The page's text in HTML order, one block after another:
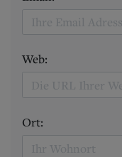
Web:
Ort: